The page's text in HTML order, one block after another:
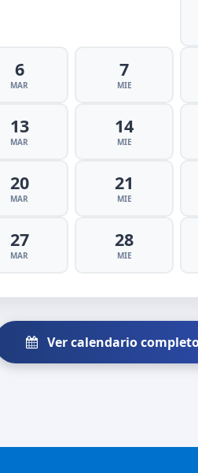
6
MAR
7
MIE
13
MAR
14
MIE
20
MAR
21
MIE
27
MAR
28
MIE
Ver calendario